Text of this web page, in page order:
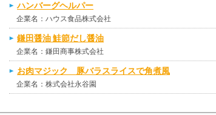
ハンバーグヘルパー
企業名：ハウス食品株式会社
鎌田醤油 鮭節だし醤油
企業名：鎌田商事株式会社
お肉マジック 豚バラスライスで角煮風
企業名：株式会社永谷園